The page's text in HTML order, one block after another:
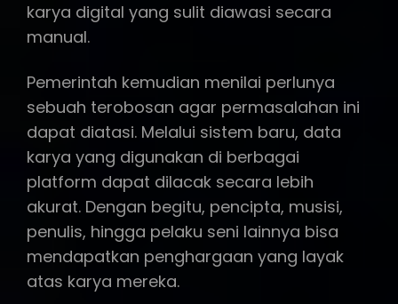
karya digital yang sulit diawasi secara
manual.
Pemerintah kemudian menilai perlunya
sebuah terobosan agar permasalahan ini
dapat diatasi. Melalui sistem baru, data
karya yang digunakan di berbagai
platform dapat dilacak secara lebih
akurat. Dengan begitu, pencipta, musisi,
penulis, hingga pelaku seni lainnya bisa
mendapatkan penghargaan yang layak
atas karya mereka.